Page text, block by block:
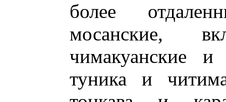
более
мосанские,
чимакуанские и
туника и